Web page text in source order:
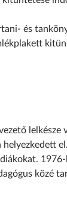
és
közé